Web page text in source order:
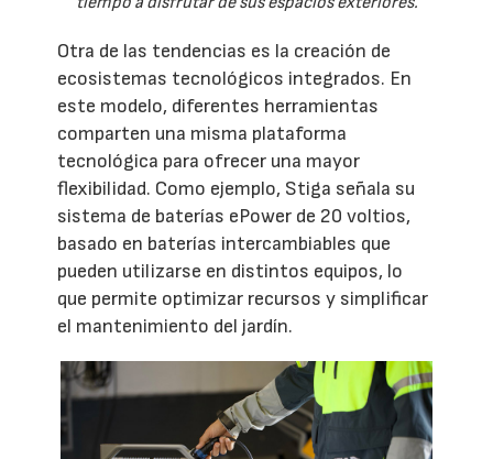
Otra de las tendencias es la creación de
ecosistemas tecnológicos integrados. En
este modelo, diferentes herramientas
comparten una misma plataforma
tecnológica para ofrecer una mayor
flexibilidad. Como ejemplo, Stiga señala su
sistema de baterías ePower de 20 voltios,
basado en baterías intercambiables que
pueden utilizarse en distintos equipos, lo
que permite optimizar recursos y simplificar
el mantenimiento del jardín.